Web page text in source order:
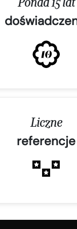
Liczne
referencje